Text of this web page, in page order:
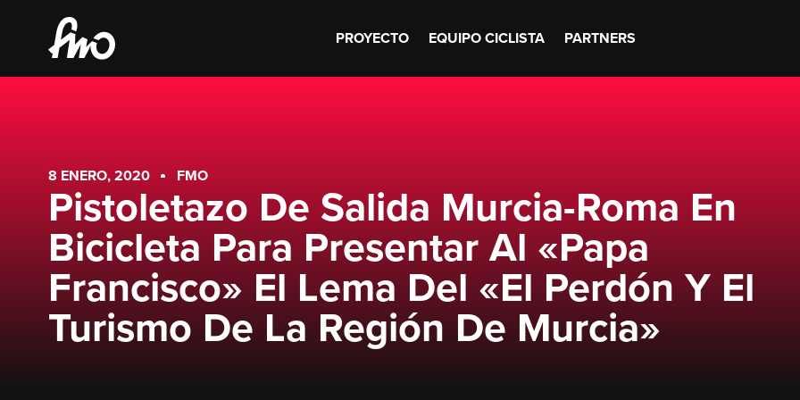
PROYECTO EQUIPO CICLISTA PARTNERS
8 ENERO, 2020 FMO
Pistoletazo De Salida Murcia-Roma En
Bicicleta Para Presentar Al «Papa
Francisco» El Lema Del «El Perdón Y El
Turismo De La Región De Murcia»